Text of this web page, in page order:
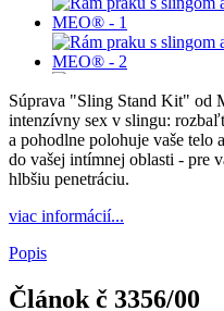
Súprava "Sling Stand Kit" od
intenzívny sex v slingu:
a pohodlne polohuje vaše
do vašej intímnej oblasti - pre
hlbšiu penetráciu.
viac informácií...
Popis
Článok č 3356/00